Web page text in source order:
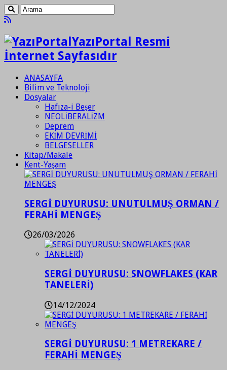
YazıPortal Resmi
İnternet Sayfasıdır
ANASAYFA
Bilim ve Teknoloji
Dosyalar
Hafıza-i Beşer
NEOLİBERALİZM
Deprem
EKİM DEVRİMİ
BELGESELLER
Kitap/Makale
Kent-Yaşam
SERGİ DUYURUSU: UNUTULMUŞ ORMAN /
FERAHİ MENGEŞ
26/03/2026
SERGİ DUYURUSU: SNOWFLAKES (KAR
TANELERİ)
14/12/2024
SERGİ DUYURUSU: 1 METREKARE /
FERAHİ MENGEŞ